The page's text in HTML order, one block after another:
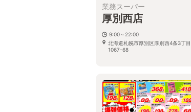
業務スーパー
厚別西店
9:00～22:00
北海道札幌市厚別区厚別西4条3丁目
1067-68